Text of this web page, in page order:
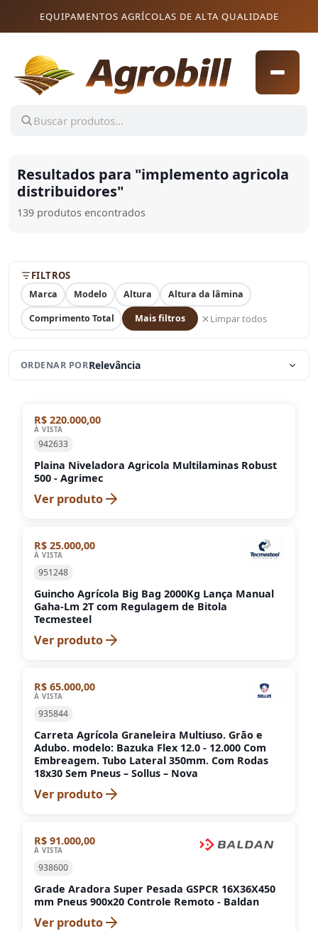
EQUIPAMENTOS AGRÍCOLAS DE ALTA QUALIDADE
Resultados para "implemento agricola
distribuidores"
139 produtos encontrados
FILTROS
Marca Modelo Altura
Altura da lâmina
Comprimento Total
Mais filtros Limpar todos
ORDENAR PORRelevância
R$ 220.000,00
À VISTA
942633
Plaina Niveladora Agricola Multilaminas Robust
500 - Agrimec
Ver produto
R$ 25.000,00
À VISTA
951248
Guincho Agrícola Big Bag 2000Kg Lança Manual
Gaha-Lm 2T com Regulagem de Bitola
Tecmesteel
Ver produto
R$ 65.000,00
À VISTA
935844
Carreta Agrícola Graneleira Multiuso. Grão e
Adubo. modelo: Bazuka Flex 12.0 - 12.000 Com
Embreagem. Tubo Lateral 350mm. Com Rodas
18x30 Sem Pneus – Sollus – Nova
Ver produto
R$ 91.000,00
À VISTA
938600
Grade Aradora Super Pesada GSPCR 16X36X450
mm Pneus 900x20 Controle Remoto - Baldan
Ver produto